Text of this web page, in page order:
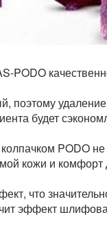
PODO
поэтому
будет
PODO
кожи и комфорт
что
эффект